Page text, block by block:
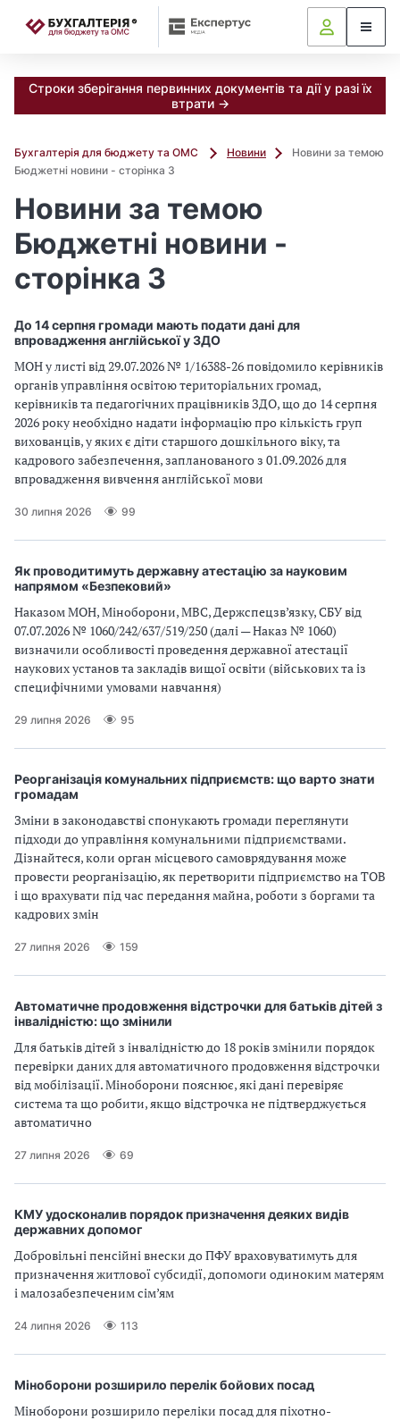
Строки зберігання первинних документів та дії у разі їх
втрати →
Бухгалтерія для бюджету та ОМС Новини
Новини за темою
Бюджетні новини - сторінка 3
Новини за темою
Бюджетні новини -
сторінка 3
До 14 серпня громади мають подати дані для
впровадження англійської у ЗДО
МОН у листі від 29.07.2026 № 1/16388-26 повідомило керівників
органів управління освітою територіальних громад,
керівників та педагогічних працівників ЗДО, що до 14 серпня
2026 року необхідно надати інформацію про кількість груп
вихованців, у яких є діти старшого дошкільного віку, та
кадрового забезпечення, запланованого з 01.09.2026 для
впровадження вивчення англійської мови
30 липня 2026 99
Як проводитимуть державну атестацію за науковим
напрямом «Безпековий»
Наказом МОН, Міноборони, МВС, Держспецзв’язку, СБУ від
07.07.2026 № 1060/242/637/519/250 (далі — Наказ № 1060)
визначили особливості проведення державної атестації
наукових установ та закладів вищої освіти (військових та із
специфічними умовами навчання)
29 липня 2026 95
Реорганізація комунальних підприємств: що варто знати
громадам
Зміни в законодавстві спонукають громади переглянути
підходи до управління комунальними підприємствами.
Дізнайтеся, коли орган місцевого самоврядування може
провести реорганізацію, як перетворити підприємство на ТОВ
і що врахувати під час передання майна, роботи з боргами та
кадрових змін
27 липня 2026 159
Автоматичне продовження відстрочки для батьків дітей з
інвалідністю: що змінили
Для батьків дітей з інвалідністю до 18 років змінили порядок
перевірки даних для автоматичного продовження відстрочки
від мобілізації. Міноборони пояснює, які дані перевіряє
система та що робити, якщо відстрочка не підтверджується
автоматично
27 липня 2026 69
КМУ удосконалив порядок призначення деяких видів
державних допомог
Добровільні пенсійні внески до ПФУ враховуватимуть для
призначення житлової субсидії, допомоги одиноким матерям
і малозабезпеченим сім’ям
24 липня 2026 113
Міноборони розширило перелік бойових посад
Міноборони розширило переліки посад для піхотно-